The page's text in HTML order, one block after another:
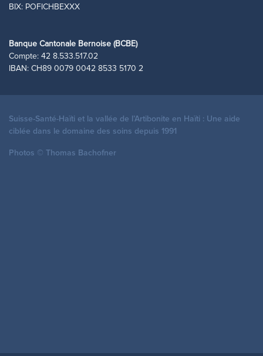
BIX: POFICHBEXXX
Banque Cantonale Bernoise (BCBE)
Compte: 42 8.533.517.02
​IBAN: CH89 0079 0042 8533 5170 2
Suisse-Santé-Haïti et la vallée de l’Artibonite en Haïti : Une aide
ciblée dans le domaine des soins depuis 1991
Photos © Thomas Bachofner